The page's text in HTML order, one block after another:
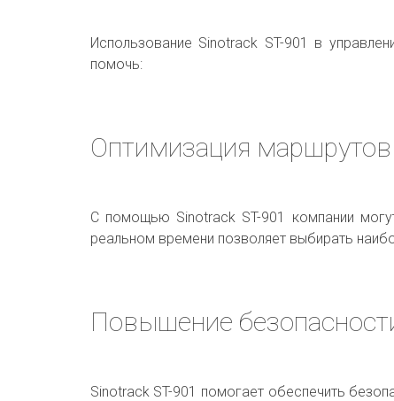
Использование Sinotrack ST-901 в
помочь:
Оптимизация маршрутов
С помощью Sinotrack ST-901 компании
реальном времени позволяет выбирать
Повышение
Sinotrack ST-901 помогает обеспечить